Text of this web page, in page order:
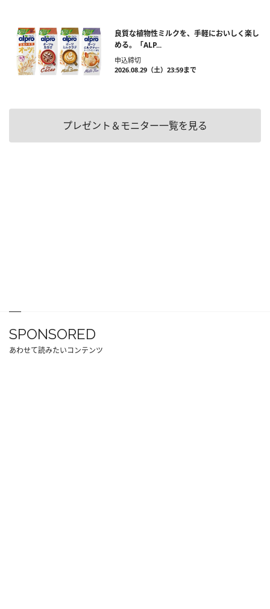
良質な植物性ミルクを、手軽においしく楽し
める。「ALP...
申込締切
2026.08.29（土）23:59まで
プレゼント＆モニター一覧を見る
SPONSORED
あわせて読みたいコンテンツ